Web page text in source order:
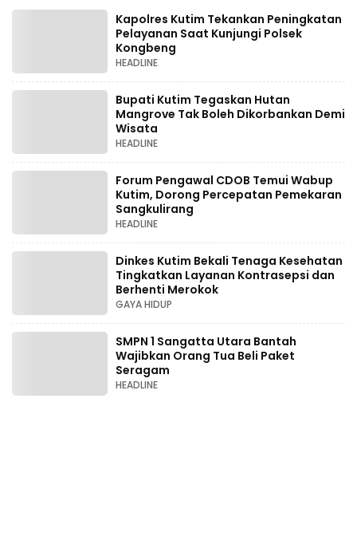
Kapolres Kutim Tekankan Peningkatan
Pelayanan Saat Kunjungi Polsek
Kongbeng
HEADLINE
Bupati Kutim Tegaskan Hutan
Mangrove Tak Boleh Dikorbankan Demi
Wisata
HEADLINE
Forum Pengawal CDOB Temui Wabup
Kutim, Dorong Percepatan Pemekaran
Sangkulirang
HEADLINE
Dinkes Kutim Bekali Tenaga Kesehatan
Tingkatkan Layanan Kontrasepsi dan
Berhenti Merokok
GAYA HIDUP
SMPN 1 Sangatta Utara Bantah
Wajibkan Orang Tua Beli Paket
Seragam
HEADLINE